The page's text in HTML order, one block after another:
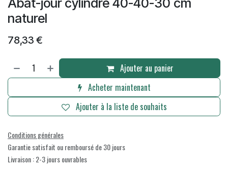
Abat-jour cylindre 40-40-30 cm
naturel
78,33 €
Ajouter au panier
Acheter maintenant
Ajouter à la liste de souhaits
Conditions générales
Garantie satisfait ou remboursé de 30 jours
Livraison : 2-3 jours ouvrables